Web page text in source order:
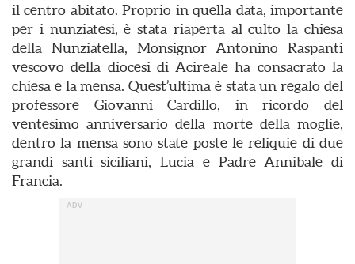
il centro abitato. Proprio in quella data, importante
per i nunziatesi, è stata riaperta al culto la chiesa
della Nunziatella, Monsignor Antonino Raspanti
vescovo della diocesi di Acireale ha consacrato la
chiesa e la mensa. Quest’ultima è stata un regalo del
professore Giovanni Cardillo, in ricordo del
ventesimo anniversario della morte della moglie,
dentro la mensa sono state poste le reliquie di due
grandi santi siciliani, Lucia e Padre Annibale di
Francia.